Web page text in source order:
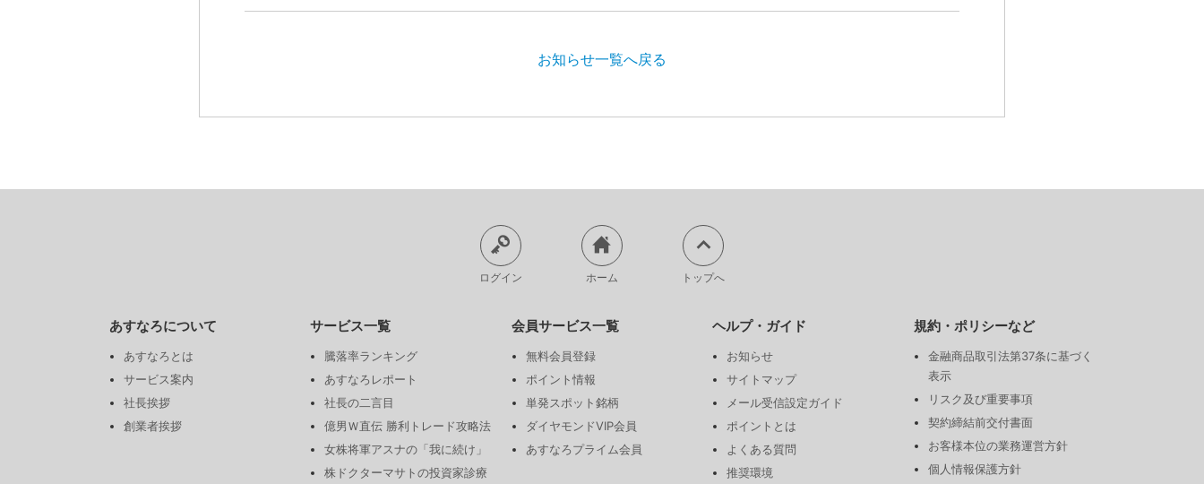
お知らせ一覧へ戻る
ログイン ホーム トップへ
あすなろについて
あすなろとは
サービス案内
社長挨拶
創業者挨拶
サービス一覧
騰落率ランキング
あすなろレポート
社長の二言目
億男Ｗ直伝 勝利トレード攻略法
女株将軍アスナの「我に続け」
株ドクターマサトの投資家診療
会員サービス一覧
無料会員登録
ポイント情報
単発スポット銘柄
ダイヤモンドVIP会員
あすなろプライム会員
ヘルプ・ガイド
お知らせ
サイトマップ
メール受信設定ガイド
ポイントとは
よくある質問
推奨環境
規約・ポリシーなど
金融商品取引法第37条に基づく
表示
リスク及び重要事項
契約締結前交付書面
お客様本位の業務運営方針
個人情報保護方針